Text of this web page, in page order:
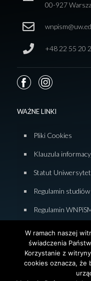
00-927
+48 22 55 20
WAŻNE LINKI
Pliki Cookies
Klauzula
Statut
Regulamin
Regulamin
Deklaracja
W ramach naszej
świadczenia
Korzystanie z
cookies oznacza, że